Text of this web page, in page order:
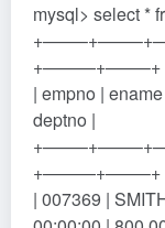
mysql> select *
+———+——–+
| empno |
deptno |
+———+——–+
| 007369 |